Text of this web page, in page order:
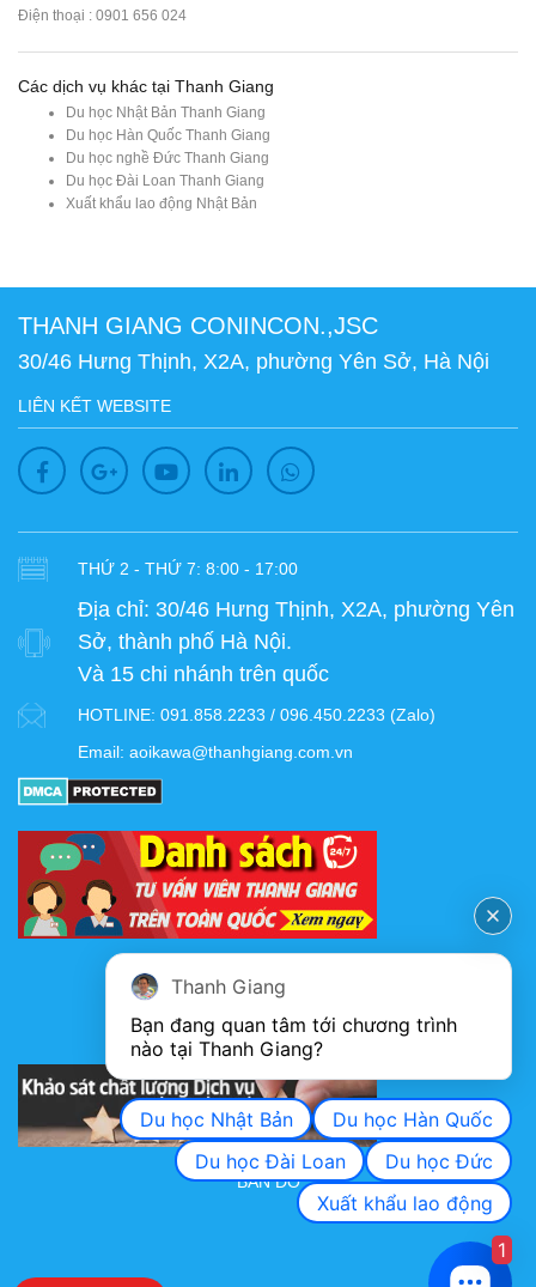
Điện thoại : 0901 656 024
Các dịch vụ khác tại Thanh Giang
Du học Nhật Bản Thanh Giang
Du học Hàn Quốc Thanh Giang
Du học nghề Đức Thanh Giang
Du học Đài Loan Thanh Giang
Xuất khẩu lao động Nhật Bản
THANH GIANG CONINCON.,JSC
30/46 Hưng Thịnh, X2A, phường Yên Sở, Hà Nội
LIÊN KẾT WEBSITE
THỨ 2 - THỨ 7: 8:00 - 17:00
Địa chỉ: 30/46 Hưng Thịnh, X2A, phường Yên
Sở, thành phố Hà Nội.
Và 15 chi nhánh trên quốc
HOTLINE: 091.858.2233 / 096.450.2233 (Zalo)
Email: aoikawa@thanhgiang.com.vn
KHẢO SÁT CHẤT LƯỢNG DỊCH VỤ
BẢN ĐỒ
Thanh Giang
Bạn đang quan tâm tới chương trình
nào tại Thanh Giang?
Du học Nhật Bản
Du học Hàn Quốc
Du học Đài Loan
Du học Đức
Xuất khẩu lao động
1